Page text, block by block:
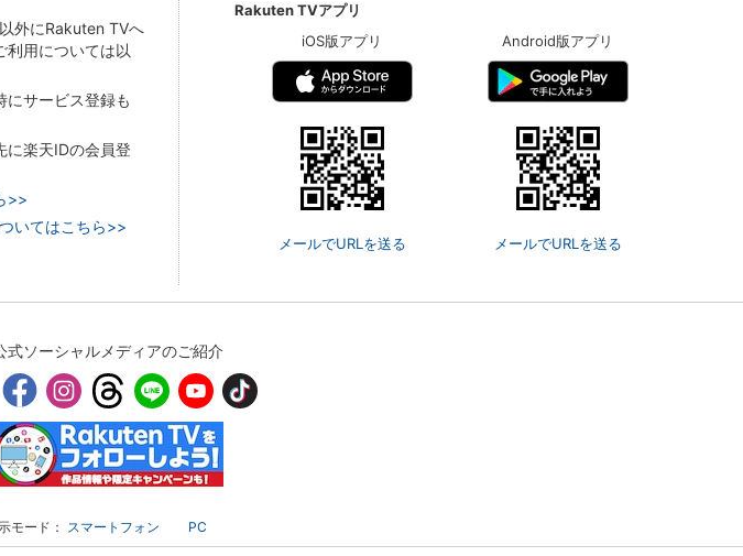
外にRakuten TVへ
利用については以
サービス登録も
楽天IDの会員登
>>
いてはこちら>>
Rakuten TVアプリ
iOS版アプリ
メールでURLを送る
Android版アプリ
メールでURLを送る
式ソーシャルメディアのご紹介
モード： スマートフォン PC